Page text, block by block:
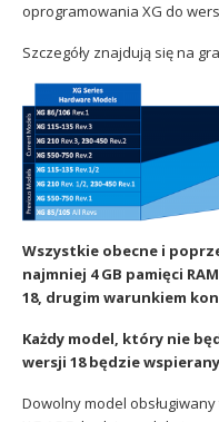
oprogramowania XG do
Szczegóły znajdują się na
Wszystkie obecne i
najmniej 4 GB pamięci
18, drugim warunkiem
Każdy model, który nie
wersji 18 będzie
Dowolny model